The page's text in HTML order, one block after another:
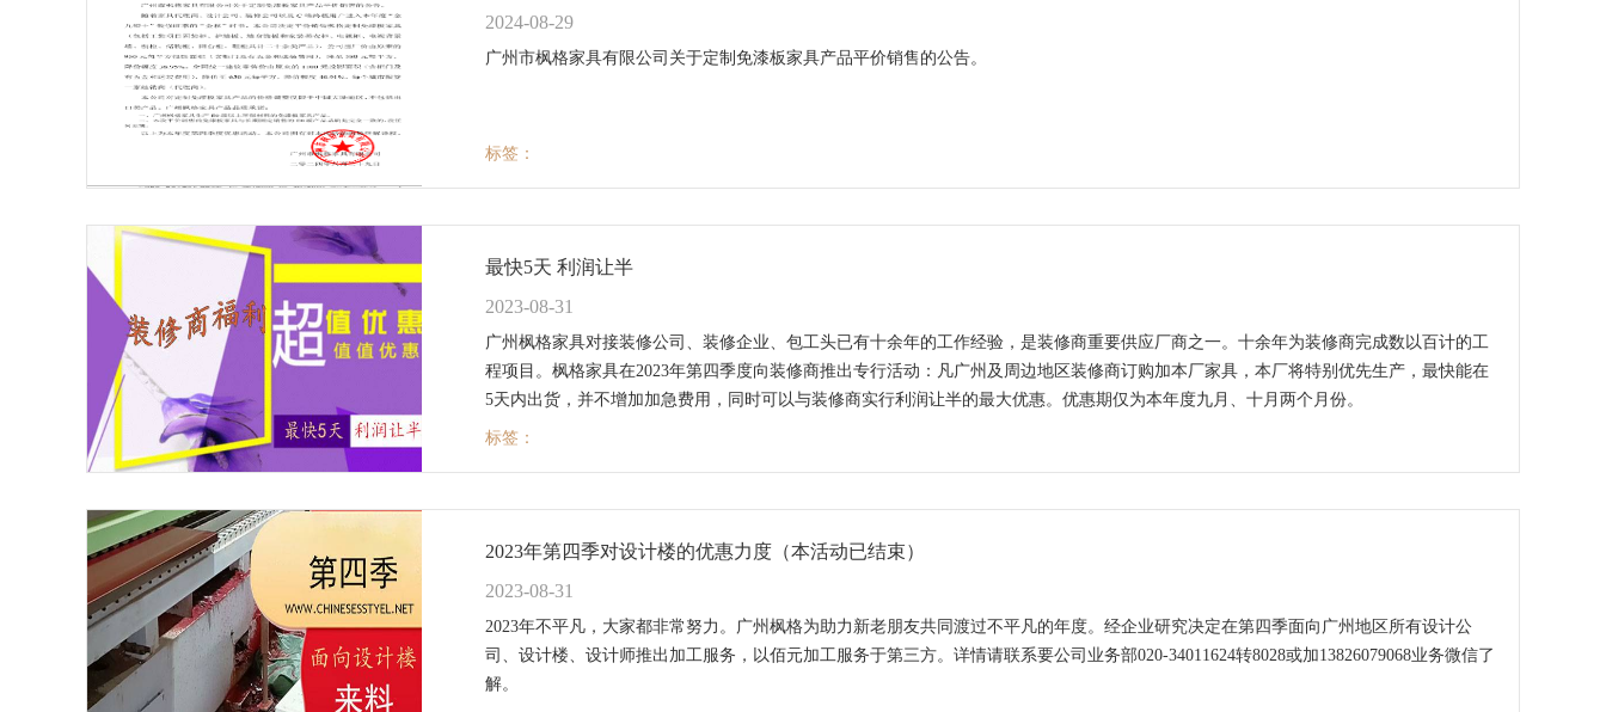
2024-08-29
广州市枫格家具有限公司关于定制免漆板家具产品平价销售的公告。
标签：
最快5天 利润让半
2023-08-31
广州枫格家具对接装修公司、装修企业、包工头已有十余年的工作经验，是装修商重要供应厂商之一。十余年为装修商完成数以百计的工
程项目。枫格家具在2023年第四季度向装修商推出专行活动：凡广州及周边地区装修商订购加本厂家具，本厂将特别优先生产，最快能在
5天内出货，并不增加加急费用，同时可以与装修商实行利润让半的最大优惠。优惠期仅为本年度九月、十月两个月份。
标签：
2023年第四季对设计楼的优惠力度（本活动已结束）
2023-08-31
2023年不平凡，大家都非常努力。广州枫格为助力新老朋友共同渡过不平凡的年度。经企业研究决定在第四季面向广州地区所有设计公
司、设计楼、设计师推出加工服务，以佰元加工服务于第三方。详情请联系要公司业务部020-34011624转8028或加13826079068业务微信了
解。